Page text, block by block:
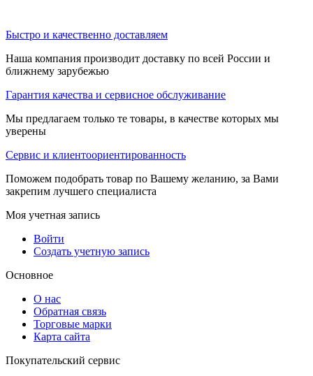
Быстро и качественно доставляем
Наша компания производит доставку по всей России и
ближнему зарубежью
Гарантия качества и сервисное обслуживание
Мы предлагаем только те товары, в качестве которых мы
уверены
Сервис и клиентоориентированность
Поможем подобрать товар по Вашему желанию, за Вами
закрепим лучшего специалиста
Моя учетная запись
Войти
Создать учетную запись
Основное
О нас
Обратная связь
Торговые марки
Карта сайта
Покупательский сервис